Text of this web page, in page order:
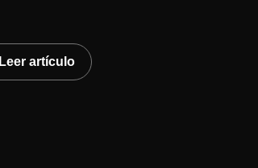
Leer artículo